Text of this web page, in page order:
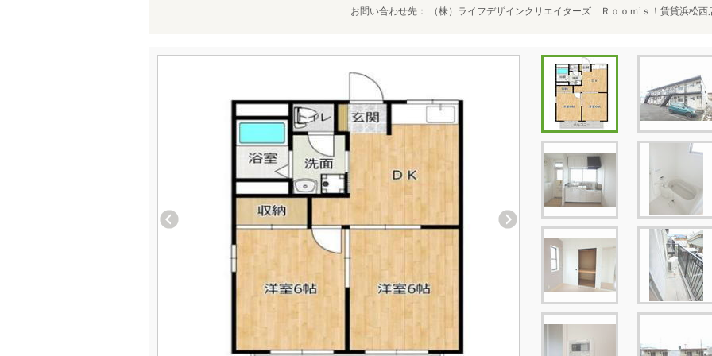
お問い合わせ先 （株）ライフデザインクリエイターズ Ｒｏｏｍ’ｓ！賃貸浜松西